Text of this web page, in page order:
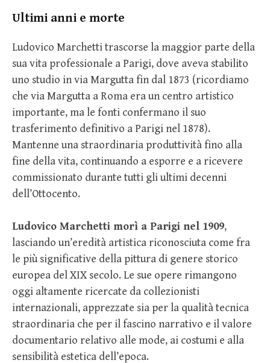
Ultimi anni e morte
Ludovico Marchetti trascorse la maggior parte della
sua vita professionale a Parigi, dove aveva stabilito
uno studio in via Margutta fin dal 1873 (ricordiamo
che via Margutta a Roma era un centro artistico
importante, ma le fonti confermano il suo
trasferimento definitivo a Parigi nel 1878).
Mantenne una straordinaria produttività fino alla
fine della vita, continuando a esporre e a ricevere
commissionato durante tutti gli ultimi decenni
dell’Ottocento.
Ludovico Marchetti morì a Parigi nel 1909,
lasciando un’eredità artistica riconosciuta come fra
le più significative della pittura di genere storico
europea del XIX secolo. Le sue opere rimangono
oggi altamente ricercate da collezionisti
internazionali, apprezzate sia per la qualità tecnica
straordinaria che per il fascino narrativo e il valore
documentario relativo alle mode, ai costumi e alla
sensibilità estetica dell’epoca.